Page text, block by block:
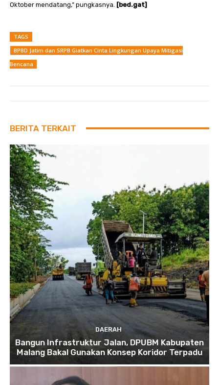
Oktober mendatang,” pungkasnya. [bed.gat]
TAGS
BPBD Jatim dan SRPB Giatkan Cinta Lingkungan Upaya Mitigasi
Bencana
BERITA TERKAIT
DAERAH
Bangun Infrastruktur Jalan, DPUBM Kabupaten
Malang Bakal Gunakan Konsep Koridor Terpadu